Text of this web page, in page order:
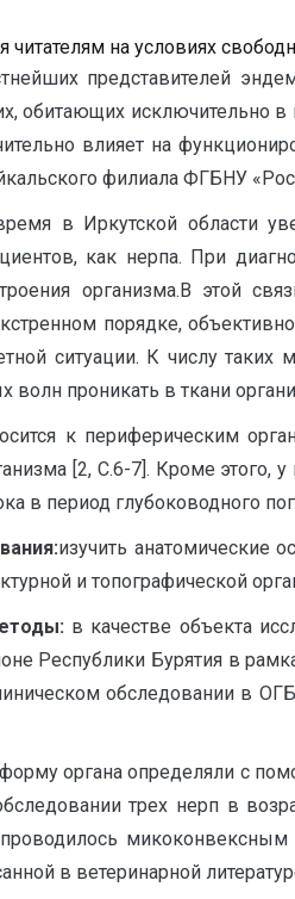
читателям на условиях
представителей
обитающих исключительно в
влияет на
филиала ФГБНУ
в Иркутской области
как нерпа. При
организма.В этой
порядке,
ситуации. К числу таких
волн проникать в ткани
к периферическим
[2, С.6-7]. Кроме
в период глубоководного
изучить анатомические
и топографической
в качестве объекта
Республики Бурятия в
обследовании в
органа определяли с
трех нерп в
в ветеринарной